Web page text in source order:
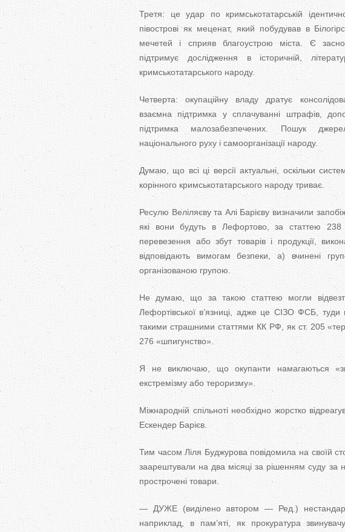
Третя: це удар по кримськотатарській
півострові як меценат, який побудував в
мечетей і сприяв благоустрою міста. Є
підтримує дослідження в історичній,
кримськотатарського народу.
Четверта: окупаційну владу дратує
взаємна підтримка у сплачуванні штрафів,
підтримка малозабезпечених. Пошук
національного руху і самоорганізації народу.
Думаю, що всі ці версії актуальні, оскільки
корінного кримськотатарського народу триває.
Ресулю Веліляєву та Алі Барієву визначили
які вони будуть в Лефортово, за статтею
перевезення або збут товарів і продукції,
відповідають вимогам безпеки, а) вчинені
організованою групою.
Не думаю, що за такою статтею могли
Лефортівської в’язниці, адже це СІЗО ФСБ,
такими страшними статтями КК РФ, як ст. 205
276 «шпигунство».
Я не виключаю, що окупанти намагаються
екстремізму або тероризму».
Міжнародній спільноті необхідно жорстко
Ескендер Барієв.
Тим часом Ліля Буджурова повідомила на своїй
заарештували на два місяці за рішенням суду за
прострочені товари.
— ДУЖЕ (виділено автором — Ред.)
наприклад, в пам’яті, як прокуратура